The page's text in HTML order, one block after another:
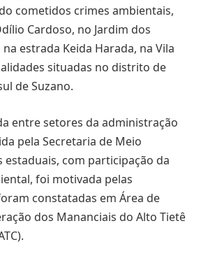
cometidos crimes ambientais,
Cardoso, no Jardim dos
estrada Keida Harada, na Vila
situadas no distrito de
de Suzano.
entre setores da administração
pela Secretaria de Meio
estaduais, com participação da
foi motivada pelas
constatadas em Área de
dos Mananciais do Alto Tietê